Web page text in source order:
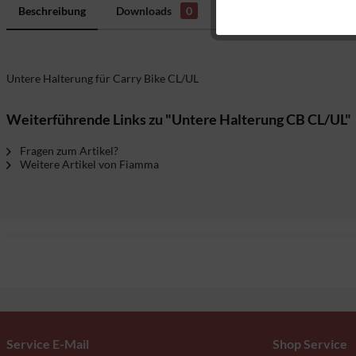
Beschreibung Downloads 0
Untere Halterung für Carry Bike CL/UL
Weiterführende Links zu "Untere Halterung CB CL/UL"
Fragen zum Artikel?
Weitere Artikel von Fiamma
Service E-Mail Shop Service